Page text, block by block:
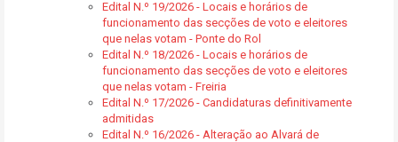
Edital N.º 19/2026 - Locais e horários de
funcionamento das secções de voto e eleitores
que nelas votam - Ponte do Rol
Edital N.º 18/2026 - Locais e horários de
funcionamento das secções de voto e eleitores
que nelas votam - Freiria
Edital N.º 17/2026 - Candidaturas definitivamente
admitidas
Edital N.º 16/2026 - Alteração ao Alvará de